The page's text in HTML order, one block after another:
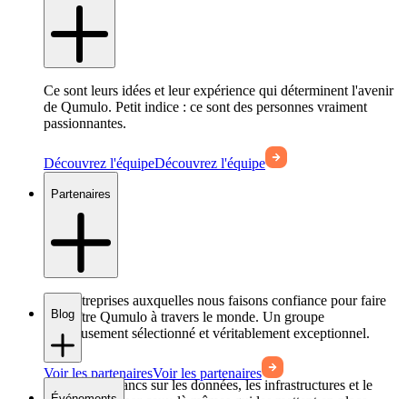
Ce sont leurs idées et leur expérience qui déterminent l'avenir
de Qumulo. Petit indice : ce sont des personnes vraiment
passionnantes.
Découvrez l'équipeDécouvrez l'équipe
Partenaires
Les entreprises auxquelles nous faisons confiance pour faire
connaître Qumulo à travers le monde. Un groupe
soigneusement sélectionné et véritablement exceptionnel.
Voir les partenairesVoir les partenaires
Blog
Des propos francs sur les données, les infrastructures et le